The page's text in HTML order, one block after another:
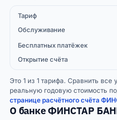
Это 1 из 1 тарифа. Сравнить все
реальную годовую стоимость
странице расчётного счёта
О банке ФИНСТАР